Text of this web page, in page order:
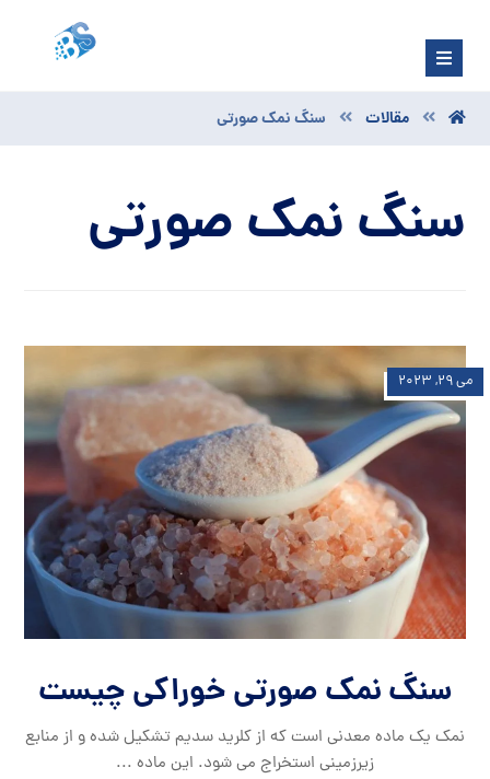
مقالات سنگ نمک صورتی
سنگ نمک صورتی
سنگ نمک صورتی خوراکی چیست
می ۲۹, ۲۰۲۳
نمک یک ماده معدنی است که از کلرید سدیم تشکیل شده و از منابع
زیرزمینی استخراج می شود. این ماده ...